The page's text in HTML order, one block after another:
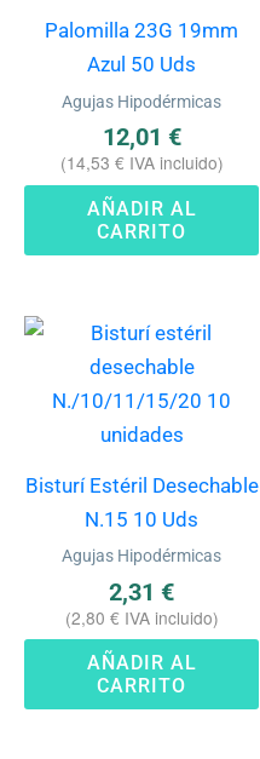
Palomilla 23G 19mm
Azul 50 Uds
Agujas Hipodérmicas
12,01 €
(14,53 € IVA incluido)
AÑADIR AL
CARRITO
Bisturí Estéril Desechable
N.15 10 Uds
Agujas Hipodérmicas
2,31 €
(2,80 € IVA incluido)
AÑADIR AL
CARRITO